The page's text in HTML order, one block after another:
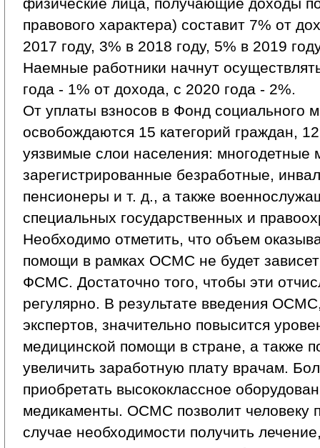
правового характера) составит 7% от
2017 году, 3% в 2018 году, 5% в 2019
Наемные работники начнут
года - 1% от дохода, с 2020 года - 2%.
От уплаты взносов в Фонд социального
освобождаются 15 категорий граждан,
уязвимые слои населения: многодетные
зарегистрированные безработные,
пенсионеры и т. д., а также
специальных государственных и
Необходимо отметить, что объем
помощи в рамках ОСМС не будет
ФСМС. Достаточно того, чтобы эти
регулярно. В результате введения
экспертов, значительно повысится
медицинской помощи в стране, а также
увеличить заработную плату врачам.
приобретать высококлассное
медикаменты. ОСМС позволит человеку
случае необходимости получить